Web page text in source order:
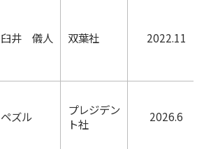
臼井 儀人 双葉社 2022.11
ペズル
プレジデン
ト社
2026.6